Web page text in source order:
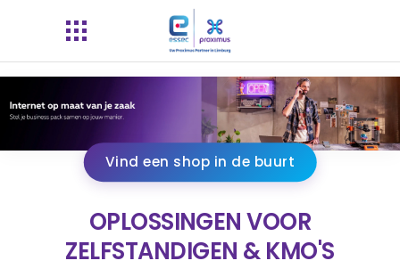
Vind een shop in de buurt
OPLOSSINGEN VOOR
ZELFSTANDIGEN & KMO'S